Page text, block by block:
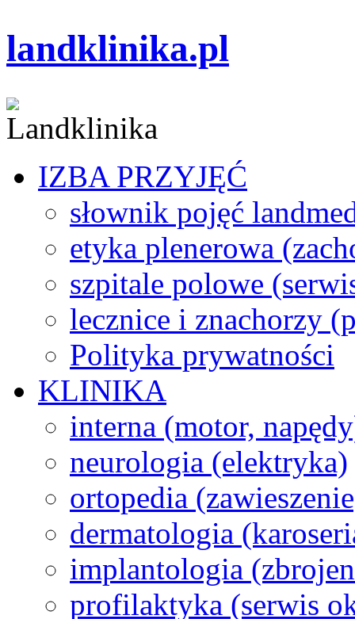
landklinika.pl
IZBA PRZYJĘĆ
słownik pojęć
etyka plenerowa
szpitale polowe
lecznice i znachorzy
Polityka prywatności
KLINIKA
interna (motor,
neurologia (elektryka)
ortopedia
dermatologia
implantologia
profilaktyka (serwis